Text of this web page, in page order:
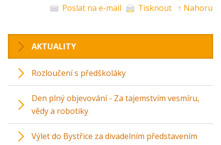
Poslat na e-mail Tisknout ↑ Nahoru
AKTUALITY
Rozloučení s předškoláky
Den plný objevování - Za tajemstvím vesmíru,
vědy a robotiky
Výlet do Bystřice za divadelním představením